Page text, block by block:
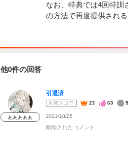
なお、特典では4回特訓
の方法で再度提供され
他0件の回答
あああああ
引退済
回答スコア 23 63
2021/10/25
削除されたコメント